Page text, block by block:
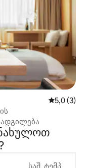
საშუალო
5,0 (3)